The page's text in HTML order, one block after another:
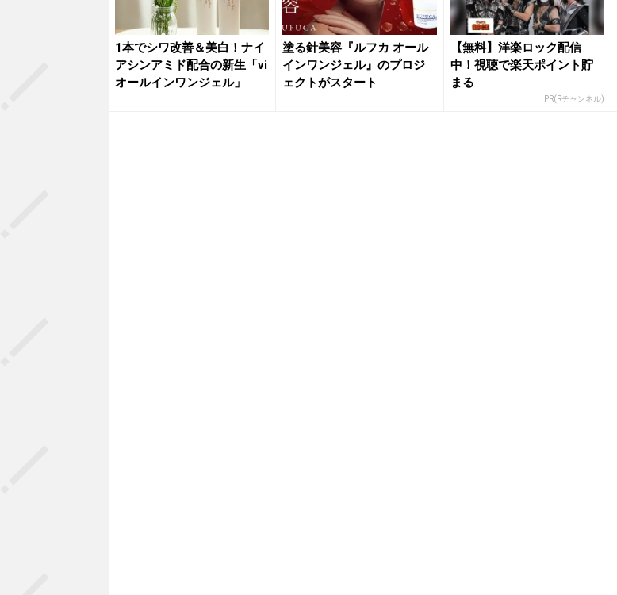
1本でシワ改善＆美白！ナイ
アシンアミド配合の新生「vi
オールインワンジェル」
塗る針美容『ルフカ オール
インワンジェル』のプロジ
ェクトがスタート
【無料】洋楽ロック配信
中！視聴で楽天ポイント貯
まる
PR(Rチャンネル)